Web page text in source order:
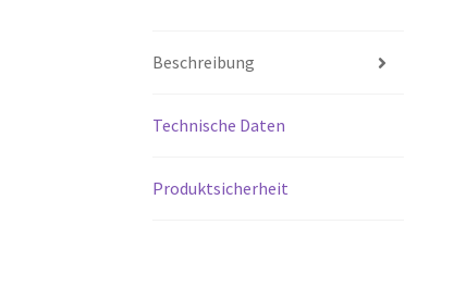
Beschreibung
Technische Daten
Produktsicherheit